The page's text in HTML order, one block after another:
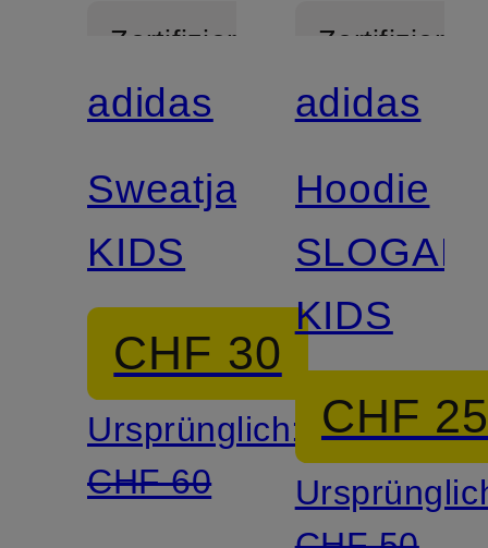
Zertifiziert
adidas
Sweatjacke
KIDS
CHF 30
Ursprünglich:
CHF 60
Zertifiziert
adidas
Hoodie
SLOGAN
KIDS
CHF